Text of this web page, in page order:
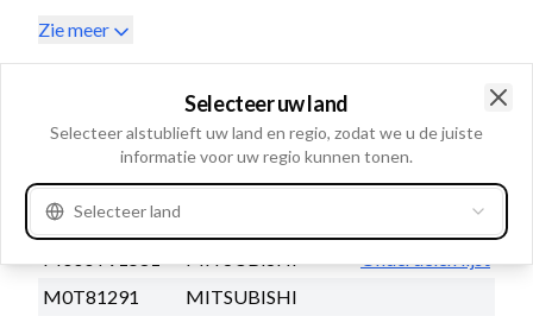
Zie meer
OEM-nummer
M000T81291
MITSUBISHI
M000T86181
Onderdelen lijst
M0T81291
MITSUBISHI
Selecteer uw land
Selecteer alstublieft uw land en regio, zodat we u de juiste
informatie voor uw regio kunnen tonen.
Selecteer land